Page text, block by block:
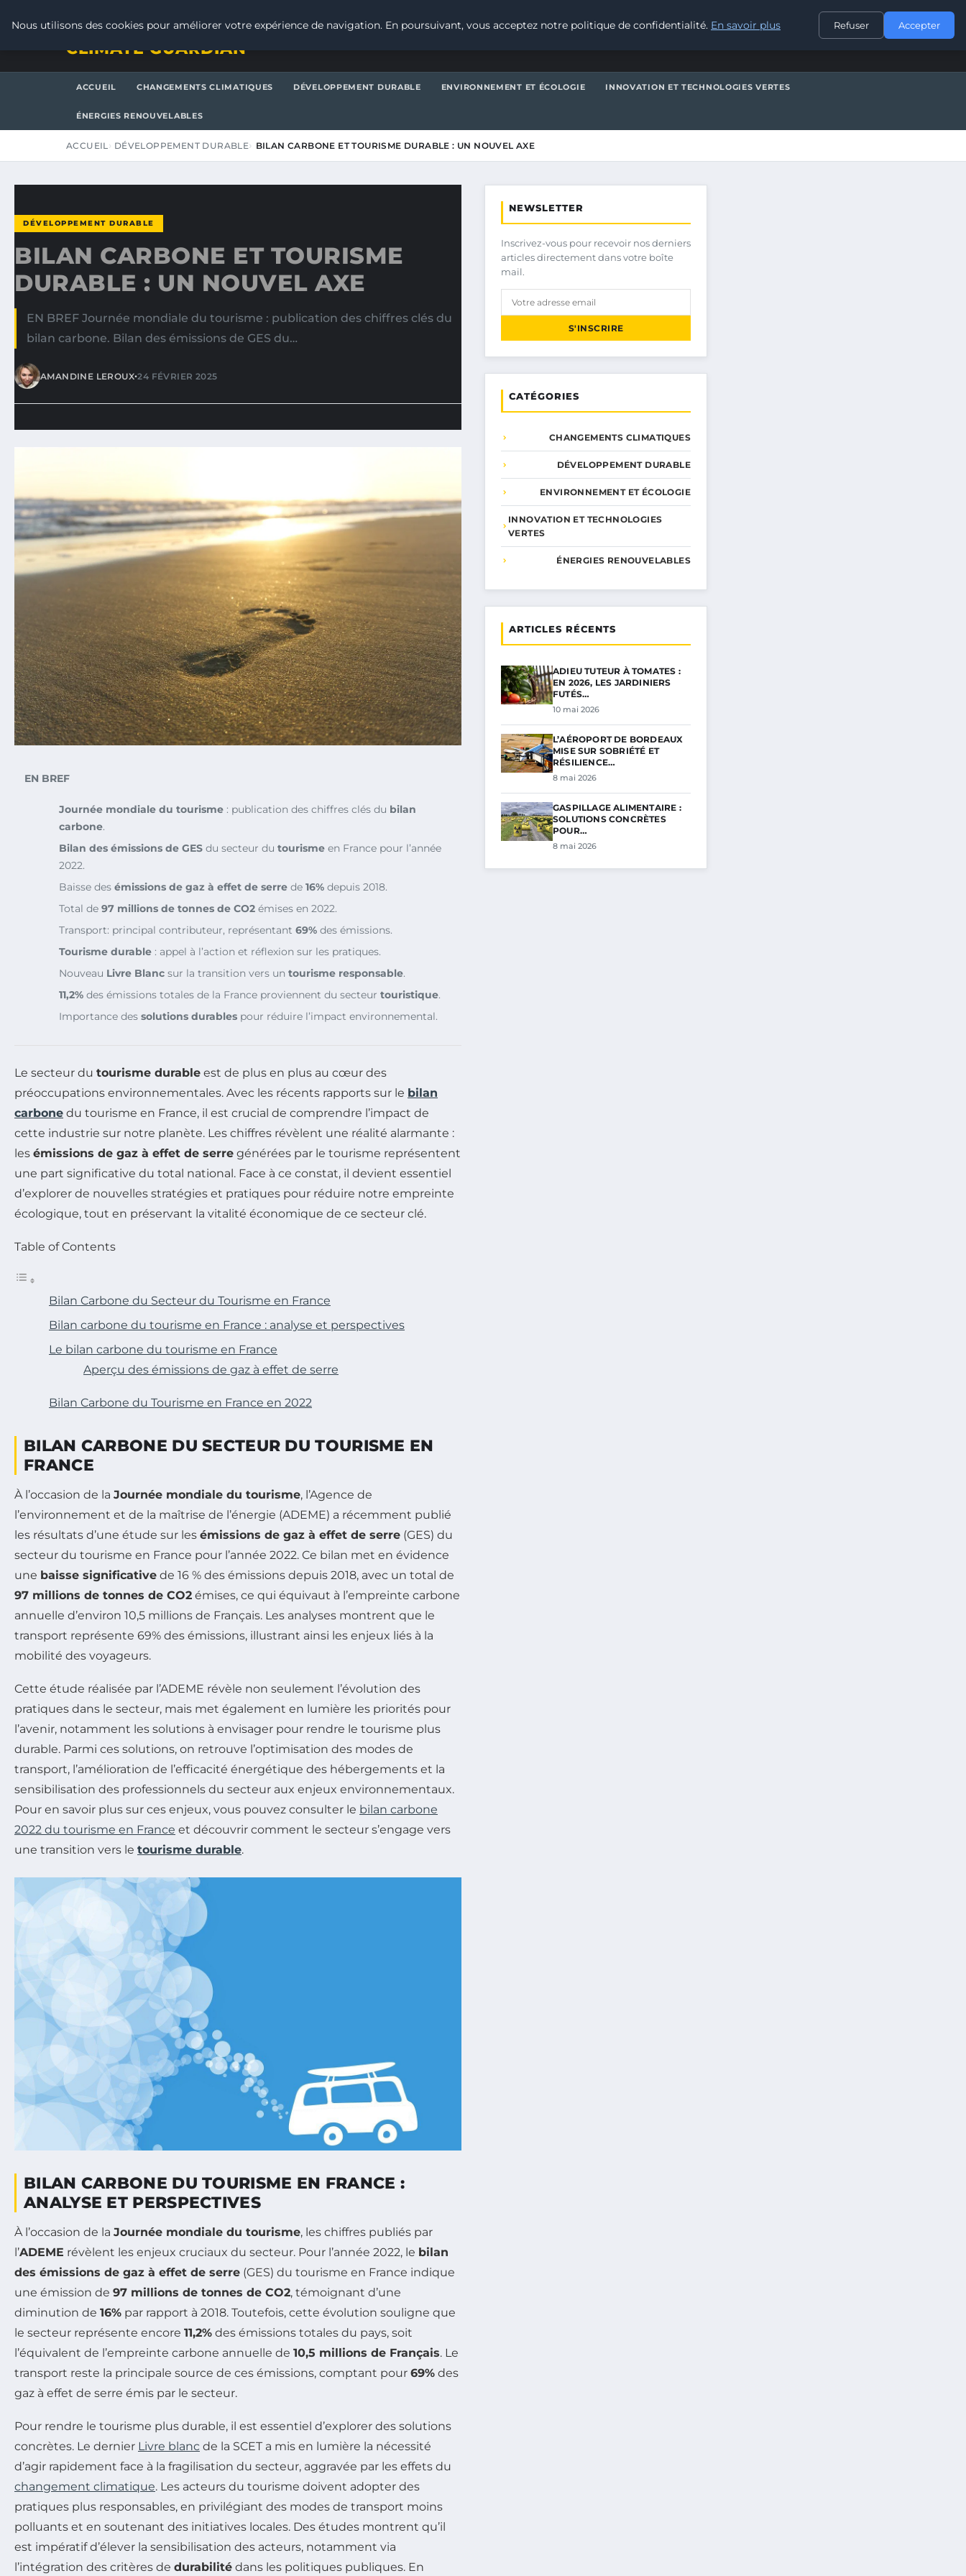
CONTACT
CLIMATE GUARDIAN
ACCUEIL CHANGEMENTS CLIMATIQUES DÉVELOPPEMENT DURABLE ENVIRONNEMENT ET ÉCOLOGIE INNOVATION ET TECHNOLOGIES VERTES
ÉNERGIES RENOUVELABLES
ACCUEIL DÉVELOPPEMENT DURABLE BILAN CARBONE ET TOURISME DURABLE : UN NOUVEL AXE
DÉVELOPPEMENT DURABLE
BILAN CARBONE ET TOURISME
DURABLE : UN NOUVEL AXE
EN BREF Journée mondiale du tourisme : publication des chiffres clés du
bilan carbone. Bilan des émissions de GES du…
AMANDINE LEROUX•24 FÉVRIER 2025
EN BREF
Journée mondiale du tourisme : publication des chiffres clés du bilan
carbone.
Bilan des émissions de GES du secteur du tourisme en France pour l’année
2022.
Baisse des émissions de gaz à effet de serre de 16% depuis 2018.
Total de 97 millions de tonnes de CO2 émises en 2022.
Transport: principal contributeur, représentant 69% des émissions.
Tourisme durable : appel à l’action et réflexion sur les pratiques.
Nouveau Livre Blanc sur la transition vers un tourisme responsable.
11,2% des émissions totales de la France proviennent du secteur touristique.
Importance des solutions durables pour réduire l’impact environnemental.
Le secteur du tourisme durable est de plus en plus au cœur des
préoccupations environnementales. Avec les récents rapports sur le bilan
carbone du tourisme en France, il est crucial de comprendre l’impact de
cette industrie sur notre planète. Les chiffres révèlent une réalité alarmante :
les émissions de gaz à effet de serre générées par le tourisme représentent
une part significative du total national. Face à ce constat, il devient essentiel
d’explorer de nouvelles stratégies et pratiques pour réduire notre empreinte
écologique, tout en préservant la vitalité économique de ce secteur clé.
Table of Contents
Bilan Carbone du Secteur du Tourisme en France
Bilan carbone du tourisme en France : analyse et perspectives
Le bilan carbone du tourisme en France
Aperçu des émissions de gaz à effet de serre
Bilan Carbone du Tourisme en France en 2022
BILAN CARBONE DU SECTEUR DU TOURISME EN
FRANCE
À l’occasion de la Journée mondiale du tourisme, l’Agence de
l’environnement et de la maîtrise de l’énergie (ADEME) a récemment publié
les résultats d’une étude sur les émissions de gaz à effet de serre (GES) du
secteur du tourisme en France pour l’année 2022. Ce bilan met en évidence
une baisse significative de 16 % des émissions depuis 2018, avec un total de
97 millions de tonnes de CO2 émises, ce qui équivaut à l’empreinte carbone
annuelle d’environ 10,5 millions de Français. Les analyses montrent que le
transport représente 69% des émissions, illustrant ainsi les enjeux liés à la
mobilité des voyageurs.
Cette étude réalisée par l’ADEME révèle non seulement l’évolution des
pratiques dans le secteur, mais met également en lumière les priorités pour
l’avenir, notamment les solutions à envisager pour rendre le tourisme plus
durable. Parmi ces solutions, on retrouve l’optimisation des modes de
transport, l’amélioration de l’efficacité énergétique des hébergements et la
sensibilisation des professionnels du secteur aux enjeux environnementaux.
Pour en savoir plus sur ces enjeux, vous pouvez consulter le bilan carbone
2022 du tourisme en France et découvrir comment le secteur s’engage vers
une transition vers le tourisme durable.
BILAN CARBONE DU TOURISME EN FRANCE :
ANALYSE ET PERSPECTIVES
À l’occasion de la Journée mondiale du tourisme, les chiffres publiés par
l’ADEME révèlent les enjeux cruciaux du secteur. Pour l’année 2022, le bilan
des émissions de gaz à effet de serre (GES) du tourisme en France indique
une émission de 97 millions de tonnes de CO2, témoignant d’une
diminution de 16% par rapport à 2018. Toutefois, cette évolution souligne que
le secteur représente encore 11,2% des émissions totales du pays, soit
l’équivalent de l’empreinte carbone annuelle de 10,5 millions de Français. Le
transport reste la principale source de ces émissions, comptant pour 69% des
gaz à effet de serre émis par le secteur.
Pour rendre le tourisme plus durable, il est essentiel d’explorer des solutions
concrètes. Le dernier Livre blanc de la SCET a mis en lumière la nécessité
d’agir rapidement face à la fragilisation du secteur, aggravée par les effets du
changement climatique. Les acteurs du tourisme doivent adopter des
pratiques plus responsables, en privilégiant des modes de transport moins
polluants et en soutenant des initiatives locales. Des études montrent qu’il
est impératif d’élever la sensibilisation des acteurs, notamment via
l’intégration des critères de durabilité dans les politiques publiques. En
NEWSLETTER
Inscrivez-vous pour recevoir nos derniers
articles directement dans votre boîte
mail.
S'INSCRIRE
CATÉGORIES
CHANGEMENTS CLIMATIQUES
DÉVELOPPEMENT DURABLE
ENVIRONNEMENT ET ÉCOLOGIE
INNOVATION ET TECHNOLOGIES
VERTES
ÉNERGIES RENOUVELABLES
ARTICLES RÉCENTS
ADIEU TUTEUR À TOMATES :
EN 2026, LES JARDINIERS
FUTÉS…
10 mai 2026
L’AÉROPORT DE BORDEAUX
MISE SUR SOBRIÉTÉ ET
RÉSILIENCE…
8 mai 2026
GASPILLAGE ALIMENTAIRE :
SOLUTIONS CONCRÈTES
POUR…
8 mai 2026
Nous utilisons des cookies pour améliorer votre expérience de navigation. En poursuivant, vous acceptez notre politique de confidentialité. En savoir plus Refuser Accepter